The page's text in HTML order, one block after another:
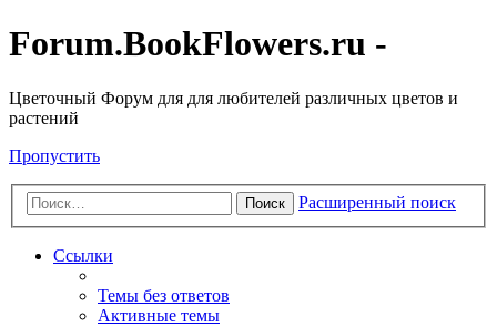
Forum.BookFlowers.ru -
Цветочный Форум для для любителей различных цветов и
растений
Пропустить
Поиск Расширенный поиск
Ссылки
Темы без ответов
Активные темы